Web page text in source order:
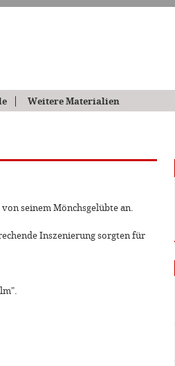
Weitere Materialien
seinem Mönchsgelübte an.
Inszenierung sorgten für